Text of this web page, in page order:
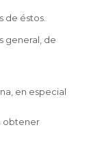
de éstos.
general, de
en especial
obtener